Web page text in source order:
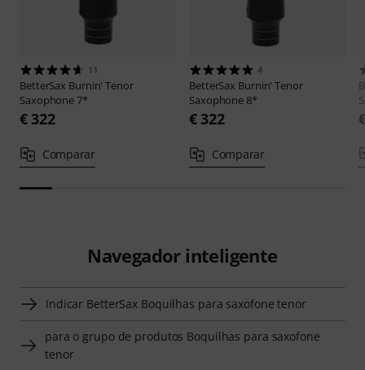
11
BetterSax Burnin' Tenor
Saxophone 7*
€ 322
Comparar
4
BetterSax Burnin' Tenor
Saxophone 8*
€ 322
Comparar
Navegador inteligente
Indicar BetterSax Boquilhas para saxofone tenor
para o grupo de produtos Boquilhas para saxofone
tenor